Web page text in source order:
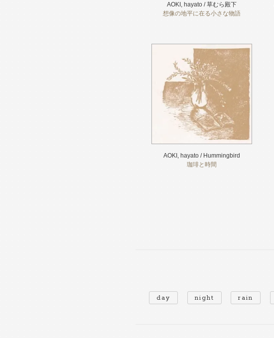
AOKI, hayato / 草むら殿下
想像の地平に在る小さな物語
AOKI, hayato / Hummingbird
珈琲と時間
day night rain